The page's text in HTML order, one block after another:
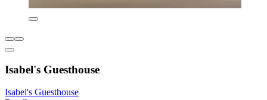
Isabel's Guesthouse
Isabel's Guesthouse